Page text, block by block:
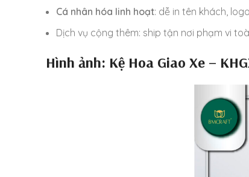
Cá nhân hóa linh hoạt: dễ in tên khách,
Dịch vụ cộng thêm: ship tận nơi phạm vi
Hình ảnh: Kệ Hoa Giao Xe –